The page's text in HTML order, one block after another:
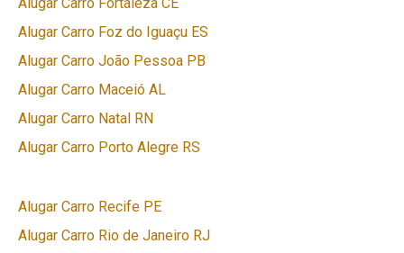
Alugar Carro Foz do Iguaçu ES
Alugar Carro João Pessoa PB
Alugar Carro Maceió AL
Alugar Carro Natal RN
Alugar Carro Porto Alegre RS
Alugar Carro Recife PE
Alugar Carro Rio de Janeiro RJ